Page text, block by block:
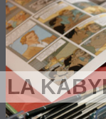
LA